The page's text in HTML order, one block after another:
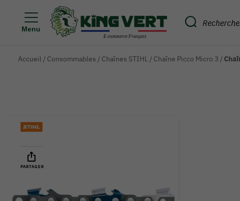
Menu
Accueil / Consommables / Chaînes STIHL / Chaîne Picco Micro 3 /
PARTAGER